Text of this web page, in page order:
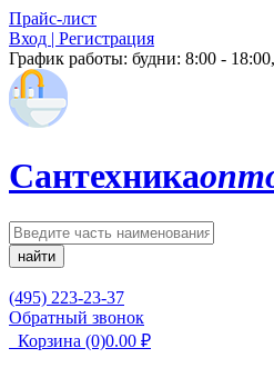
Прайс-лист
Вход | Регистрация
График работы: будни: 8:00 -
Сантехника
найти
(495) 223-23-37
Обратный звонок
Корзина (0)0.00 ₽